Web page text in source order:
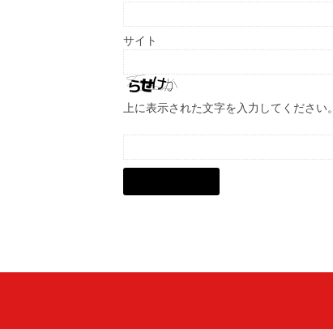
サイト
上に表示された文字を入力してください。